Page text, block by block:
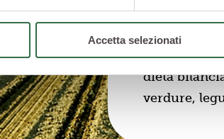
Accetta selezionati
Tutto in un
per i propri
buone e
dieta
verdure,